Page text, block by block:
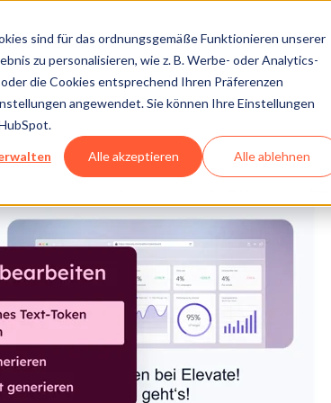
sind für das ordnungsgemäße Funktionieren unserer
zu personalisieren, wie z. B. Werbe- oder Analytics-
die Cookies entsprechend Ihren Präferenzen
angewendet. Sie können Ihre Einstellungen
Alle akzeptieren Alle ablehnen